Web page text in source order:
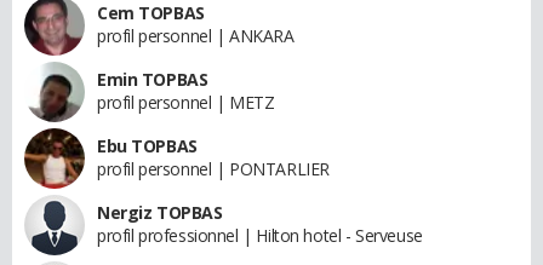
Cem TOPBAS
profil personnel | ANKARA
Emin TOPBAS
profil personnel | METZ
Ebu TOPBAS
profil personnel | PONTARLIER
Nergiz TOPBAS
profil professionnel | Hilton hotel - Serveuse